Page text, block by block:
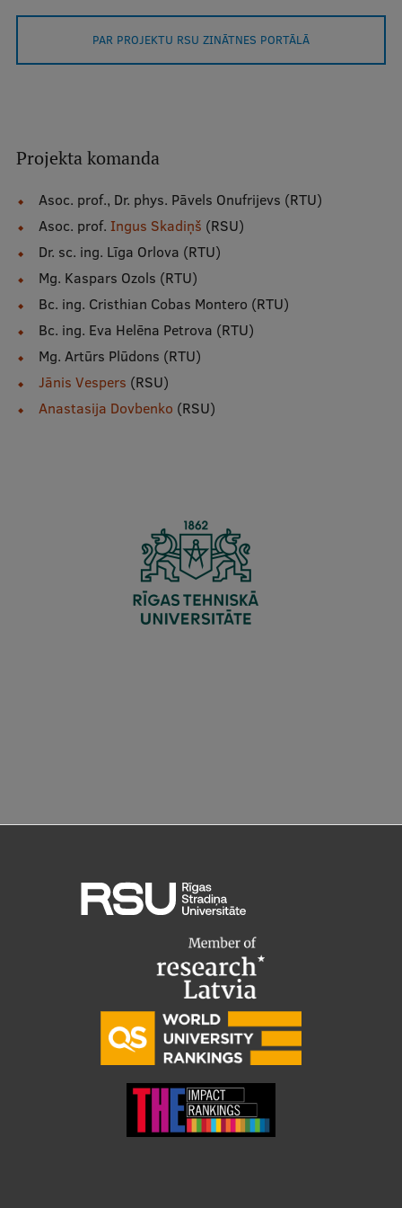
RSU zinātnes portāls
Doktorantūras skola
Pētniecības projekti
Zinātnieku brokastis
Vertikāli integrētie projekti
Zinātniskās konferences
Inovāciju centrs
Starptautiskie projekti
Starptautiskie sadarbības partneri
EURAXESS RSU kontaktpunkts
PAR PROJEKTU RSU ZINĀTNES PORTĀLĀ
Projekta komanda
Asoc. prof., Dr. phys. Pāvels Onufrijevs (RTU)
Asoc. prof. Ingus Skadiņš (RSU)
Dr. sc. ing. Līga Orlova (RTU)
Mg. Kaspars Ozols (RTU)
Bc. ing. Cristhian Cobas Montero (RTU)
Bc. ing. Eva Helēna Petrova (RTU)
Mg. Artūrs Plūdons (RTU)
Jānis Vespers (RSU)
Anastasija Dovbenko (RSU)